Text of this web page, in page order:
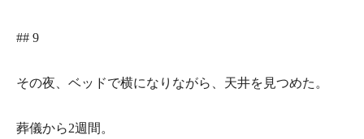
## 9
その夜、ベッドで横になりながら、天井を見つめた。
葬儀から2週間。